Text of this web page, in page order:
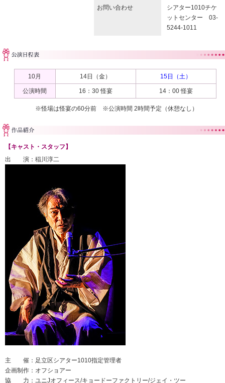
お問い合わせ
シアター1010チケ
ットセンター 03-
5244-1011
10月 14日（金） 15日（土）
公演時間 16：30 怪宴 14：00 怪宴
※怪場は怪宴の60分前 ※公演時間 2時間予定（休憩なし）
【キャスト・スタッフ】
出 演：稲川淳二
主 催：足立区シアター1010指定管理者
企画制作：オフショアー
協 力：ユニJオフィース/キョードーファクトリー/ジェイ・ツー